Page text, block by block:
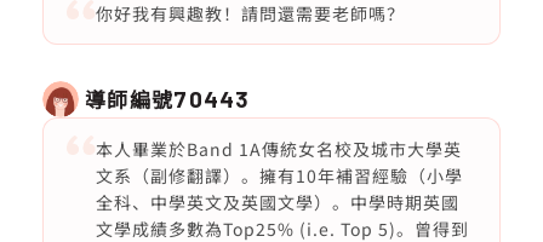
你好我有興趣教！請問還需要老師嗎？
導師編號70443
本人畢業於Band 1A傳統女名校及城市大學英
文系（副修翻譯）。擁有10年補習經驗（小學
全科、中學英文及英國文學）。中學時期英國
文學成績多數為Top25% (i.e. Top 5)。曾得到